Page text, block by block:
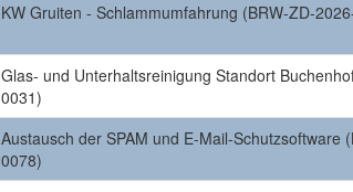
KW Gruiten - Schlammumfahrung (BRW-ZD-
Glas- und Unterhaltsreinigung Standort
0031)
Austausch der SPAM und E-Mail-Schutzsoftware
0078)